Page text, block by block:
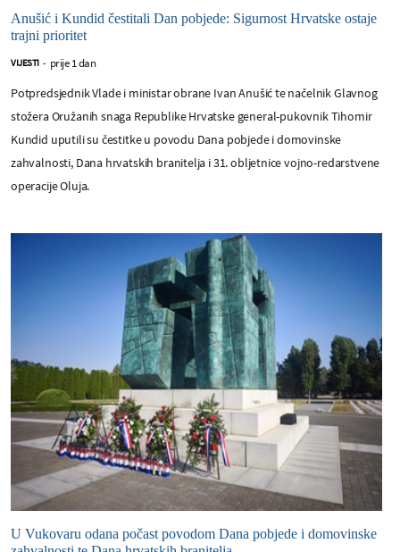
Anušić i Kundid čestitali Dan pobjede: Sigurnost Hrvatske ostaje
trajni prioritet
VIJESTI - prije 1 dan
Potpredsjednik Vlade i ministar obrane Ivan Anušić te načelnik Glavnog
stožera Oružanih snaga Republike Hrvatske general-pukovnik Tihomir
Kundid uputili su čestitke u povodu Dana pobjede i domovinske
zahvalnosti, Dana hrvatskih branitelja i 31. obljetnice vojno-redarstvene
operacije Oluja.
U Vukovaru odana počast povodom Dana pobjede i domovinske